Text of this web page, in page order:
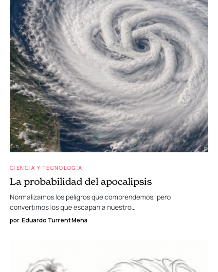
CIENCIA Y TECNOLOGÍA
La probabilidad del apocalipsis
Normalizamos los peligros que comprendemos, pero
convertimos los que escapan a nuestro…
por Eduardo Turrent Mena